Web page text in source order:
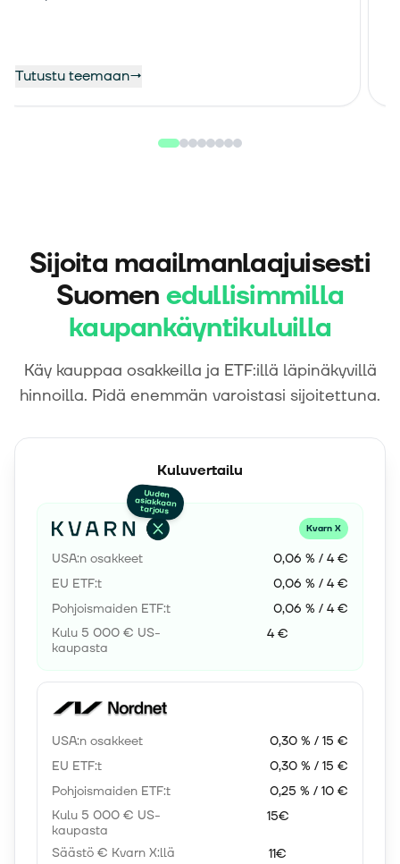
Tutustu teemaan→
Sijoita maailmanlaajuisesti
Suomen edullisimmilla
kaupankäyntikuluilla
Käy kauppaa osakkeilla ja ETF:illä läpinäkyvillä
hinnoilla. Pidä enemmän varoistasi sijoitettuna.
Kuluvertailu
Uuden
asiakkaan
tarjous
Kvarn X
USA:n osakkeet
0,06 % / 4 €
EU ETF:t
0,06 % / 4 €
Pohjoismaiden ETF:t
0,06 % / 4 €
Kulu 5 000 € US-
kaupasta
4 €
USA:n osakkeet
0,30 % / 15 €
EU ETF:t
0,30 % / 15 €
Pohjoismaiden ETF:t
0,25 % / 10 €
Kulu 5 000 € US-
kaupasta
15€
Säästö € Kvarn X:llä 11€